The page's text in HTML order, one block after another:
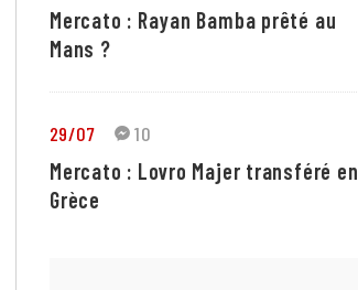
Mercato : Rayan Bamba prêté au
Mans ?
29/07 10
Mercato : Lovro Majer transféré en
Grèce